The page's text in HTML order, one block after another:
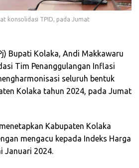
konsolidasi TPID, pada Jumat
Bupati Kolaka, Andi Makkawaru
Tim Penanggulangan Inflasi
seluruh bentuk
Kolaka tahun 2024, pada Jumat
Kabupaten Kolaka
mengacu kepada Indeks Harga
Januari 2024.